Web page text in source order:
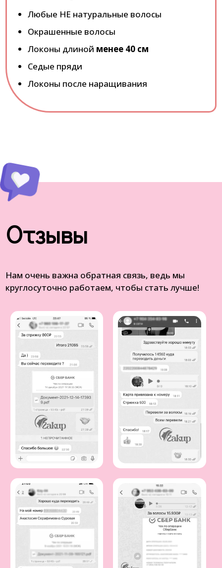
Любые НЕ натуральные волосы
Окрашенные волосы
Локоны длиной менее 40 см
Седые пряди
Локоны после наращивания
Отзывы
Нам очень важна обратная связь, ведь мы
круглосуточно работаем, чтобы стать лучше!